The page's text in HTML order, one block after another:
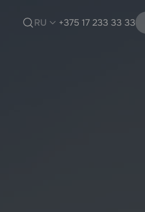
RU +375 17 233 33 33